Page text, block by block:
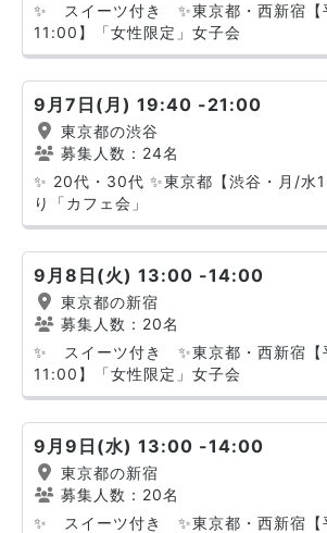
✨ スイーツ付き ✨東京都・西新宿【
11:00】「女性限定」女子会
9月7日(月) 19:40 -21:00
東京都の渋谷
募集人数：24名
✨ 20代・30代 ✨東京都【渋谷・月/水
り「カフェ会」
9月8日(火) 13:00 -14:00
東京都の新宿
募集人数：20名
✨ スイーツ付き ✨東京都・西新宿【
11:00】「女性限定」女子会
9月9日(水) 13:00 -14:00
東京都の新宿
募集人数：20名
✨ スイーツ付き ✨東京都・西新宿【